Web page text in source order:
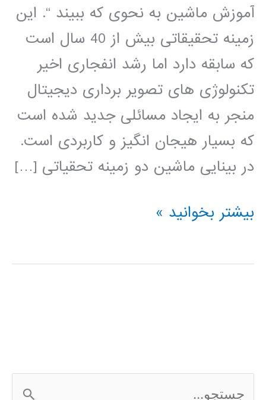
آموزش ماشین به نحوی که ببیند “. این
زمینه تحقیقاتی بیش از 40 سال است
که سابقه دارد اما رشد انفجاری اخیر
تکنولوژی های تصویر برداری دیجیتال
منجر به ایجاد مسائلی جدید شده است
که بسیار هیجان انگیز و کاربردی است.
در بینایی ماشین دو زمینه تحقیاتی […]
بسته
جامع
بیشتر بخوانید »